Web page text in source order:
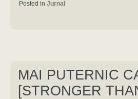
Posted in Jurnal
MAI PUTERNIC
[STRONGER